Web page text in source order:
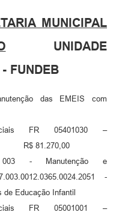
MUNICIPAL
UNIDADE
FUNDEB
das EMEIS com
FR 05401030 –
003 - Manutenção e
-
Educação Infantil
FR 05001001 –